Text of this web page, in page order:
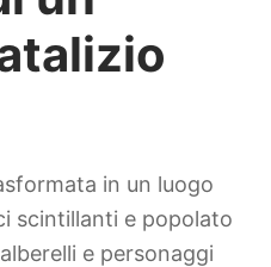
in un luogo
scintillanti e popolato
e personaggi